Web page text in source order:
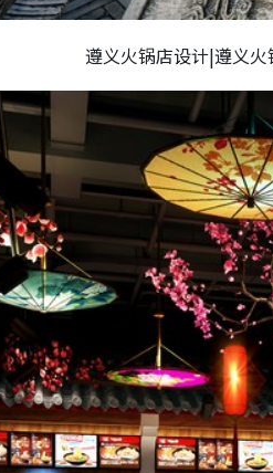
遵义火锅店设计|遵义